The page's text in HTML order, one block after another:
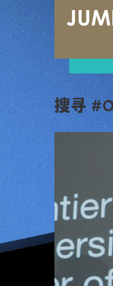
搜寻